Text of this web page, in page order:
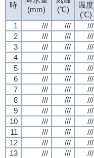
時
(mm)
(℃)
温度
(℃)
1
/// /// ///
2
/// /// ///
3
/// /// ///
4
/// /// ///
5
/// /// ///
6
/// /// ///
7
/// /// ///
8
/// /// ///
9
/// /// ///
10
/// /// ///
11
/// /// ///
12
/// /// ///
13
/// /// ///